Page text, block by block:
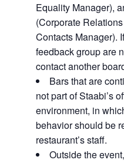
Equality Manager),
(Corporate
Contacts Manager).
feedback group are
contact another
Bars that are
not part of Staabi’s
environment, in
behavior should be
restaurant’s staff.
Outside the